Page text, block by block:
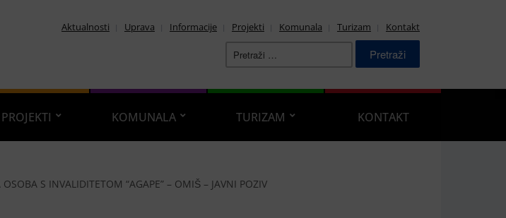
Aktualnosti Uprava Informacije Projekti Komunala Turizam Kontakt
Pretraži:
PROJEKTI KOMUNALA TURIZAM KONTAKT
S INVALIDITETOM “AGAPE” – OMIŠ – JAVNI POZIV